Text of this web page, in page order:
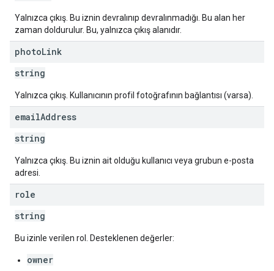
Yalnızca çıkış. Bu iznin devralınıp devralınmadığı. Bu alan her
zaman doldurulur. Bu, yalnızca çıkış alanıdır.
photoLink
string
Yalnızca çıkış. Kullanıcının profil fotoğrafının bağlantısı (varsa).
emailAddress
string
Yalnızca çıkış. Bu iznin ait olduğu kullanıcı veya grubun e-posta
adresi.
role
string
Bu izinle verilen rol. Desteklenen değerler:
owner